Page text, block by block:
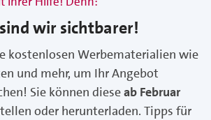
wir sichtbarer!
kostenlosen Werbematerialien wie
und mehr, um Ihr Angebot
Sie können dieseab Februar
oder herunterladen. Tipps für